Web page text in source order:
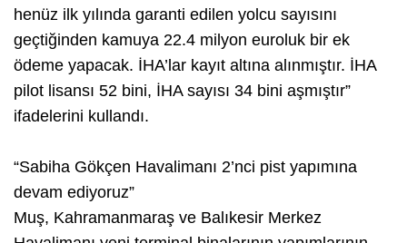
henüz ilk yılında garanti edilen yolcu sayısını
geçtiğinden kamuya 22.4 milyon euroluk bir ek
ödeme yapacak. İHA’lar kayıt altına alınmıştır. İHA
pilot lisansı 52 bini, İHA sayısı 34 bini aşmıştır”
ifadelerini kullandı.
“Sabiha Gökçen Havalimanı 2’nci pist yapımına
devam ediyoruz”
Muş, Kahramanmaraş ve Balıkesir Merkez